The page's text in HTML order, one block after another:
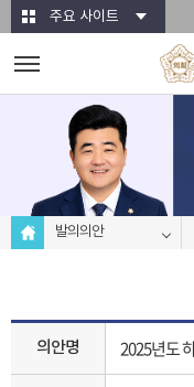
본문바로가기주요 사이트
발의의안
의안명 2025년도